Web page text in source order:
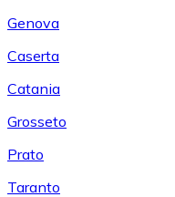
Genova
Caserta
Catania
Grosseto
Prato
Taranto